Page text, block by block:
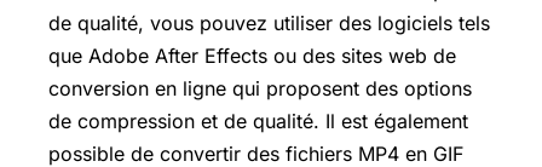
de qualité, vous pouvez utiliser des logiciels tels
que Adobe After Effects ou des sites web de
conversion en ligne qui proposent des options
de compression et de qualité. Il est également
possible de convertir des fichiers MP4 en GIF